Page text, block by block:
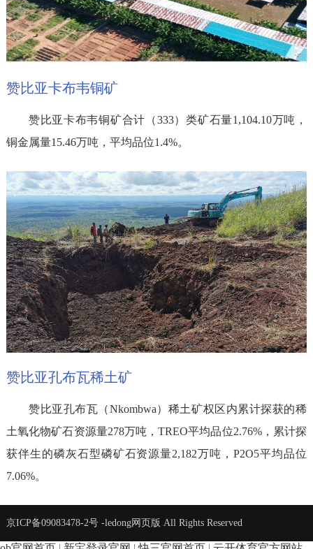
赞比亚卡布韦铜矿
赞比亚卡布韦铜矿合计（333）类矿石量1,104.10万吨，
铜金属量15.46万吨，平均品位1.4%。
赞比亚孔布瓦稀土矿
赞比亚孔布瓦（Nkombwa）稀土矿权区内累计探获的稀
土氧化物矿石资源量278万吨，TREO平均品位2.76%，累计探
获伴生的磷灰石型磷矿石资源量2,182万吨，P2O5平均品位
7.06%。
京ICP备09083478-2号-ledong网页版 All Rights Reserved